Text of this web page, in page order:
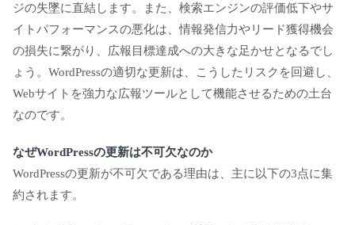
ジの失墜に直結します。また、検索エンジンの評価低下やサ
イトパフォーマンスの悪化は、情報発信力やリード獲得機会
の損失に繋がり、広報目標達成への大きな足かせとなるでし
ょう。WordPressの適切な更新は、こうしたリスクを回避し、
Webサイトを強力な広報ツールとして機能させるための土台
なのです。
なぜWordPressの更新は不可欠なのか
WordPressの更新が不可欠である理由は、主に以下の3点に集
約されます。